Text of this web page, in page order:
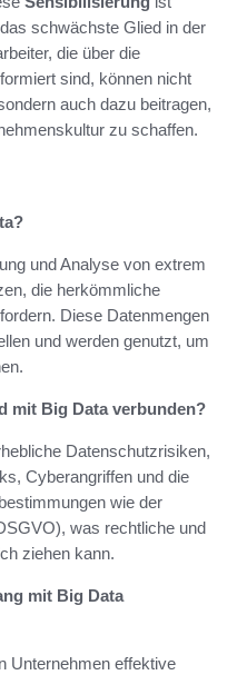
schwächste Glied in der
die über die
sind, können nicht
auch dazu beitragen,
zu schaffen.
und Analyse von extrem
die herkömmliche
Diese Datenmengen
und werden genutzt, um
mit Big Data verbunden?
Datenschutzrisiken,
Cyberangriffen und die
wie der
was rechtliche und
ziehen kann.
mit Big Data
Unternehmen effektive